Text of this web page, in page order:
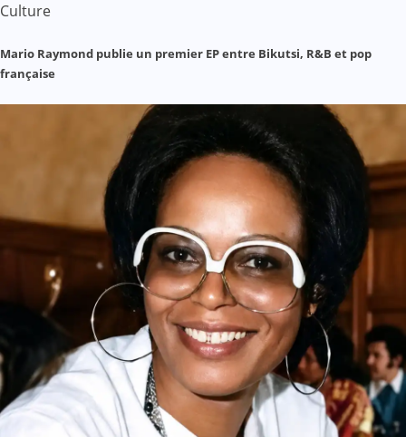
Culture
Mario Raymond publie un premier EP entre Bikutsi, R&B et pop
française